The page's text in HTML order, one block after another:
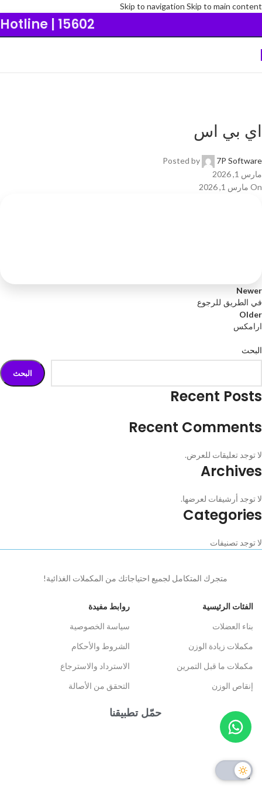
Skip to navigation Skip to main content
Hotline | 15602
اي بي اس
Posted by
7P Software
مارس 1, 2026
On مارس 1, 2026
Newer
في الطريق للرجوع
Older
ارامكس
البحث
البحث
Recent Posts
Recent Comments
لا توجد تعليقات للعرض.
Archives
لا توجد أرشيفات لعرضها.
Categories
لا توجد تصنيفات
متجرك المتكامل لجميع احتياجاتك من المكملات الغذائية!
الفئات الرئيسية
بناء العضلات
مكملات زيادة الوزن
مكملات ما قبل التمرين
إنقاص الوزن
روابط مفيدة
سياسة الخصوصية
الشروط والأحكام
الاسترداد والاسترجاع
التحقق من الأصالة
حمّل تطبيقنا